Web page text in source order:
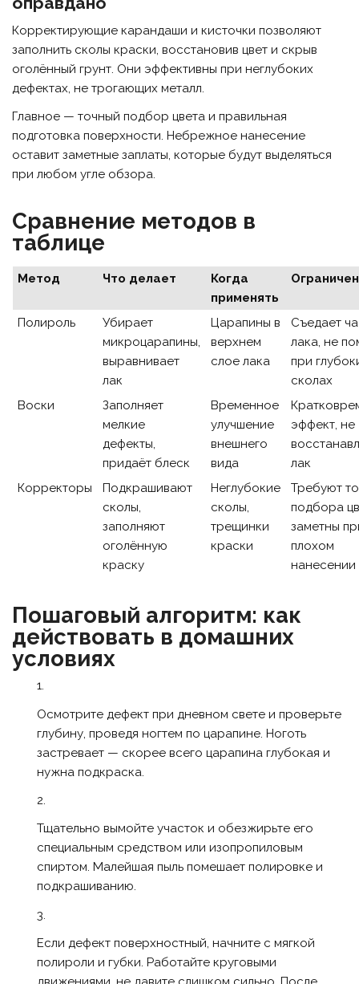
Корректирующие карандаши и кисточки позволяют
заполнить сколы краски, восстановив цвет и скрыв
оголённый грунт. Они эффективны при неглубоких
дефектах, не трогающих металл.
Главное — точный подбор цвета и правильная
подготовка поверхности. Небрежное нанесение
оставит заметные заплаты, которые будут выделяться
при любом угле обзора.
Сравнение методов в
таблице
Метод Что делает
Когда
применять
Полироль
Убирает
микроцарапины,
выравнивает
лак
Царапины в
верхнем
слое лака
Съедает
лака, не
при
сколах
Воски
Заполняет
мелкие
дефекты,
придаёт блеск
Временное
улучшение
внешнего
вида
эффект, не
лак
Корректоры
Подкрашивают
сколы,
заполняют
оголённую
краску
Неглубокие
сколы,
трещинки
краски
Требуют
подбора
заметны
плохом
нанесении
Пошаговый алгоритм: как
действовать в домашних
условиях
Осмотрите дефект при дневном свете и проверьте
глубину, проведя ногтем по царапине. Ноготь
застревает — скорее всего царапина глубокая и
нужна подкраска.
Тщательно вымойте участок и обезжирьте его
специальным средством или изопропиловым
спиртом. Малейшая пыль помешает полировке и
подкрашиванию.
Если дефект поверхностный, начните с мягкой
полироли и губки. Работайте круговыми